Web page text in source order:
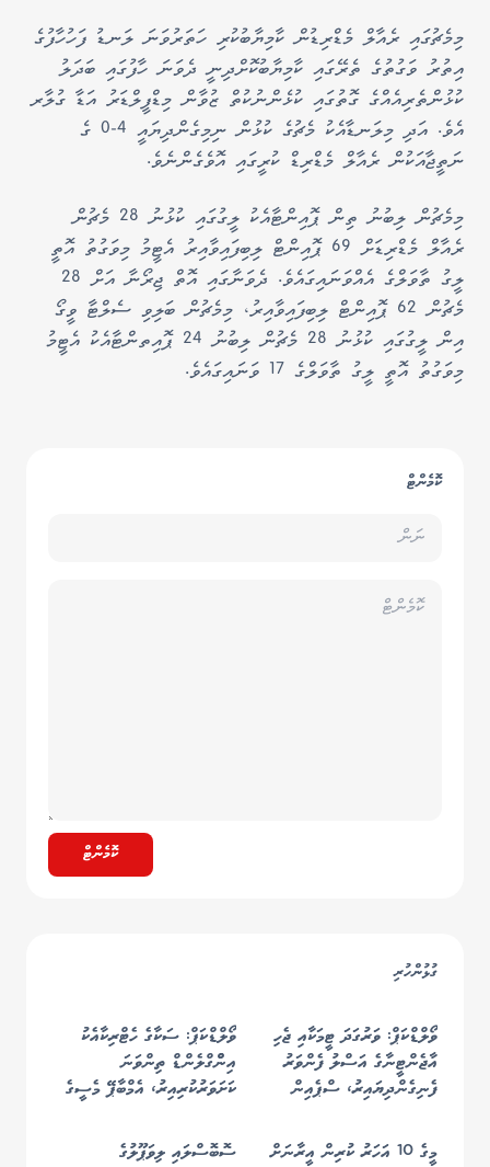
މިމެޗުގައި ރެއާލް މެޑްރިޑުން ކާމިޔާބުކުރި ހަތަރުވަނަ ލަނޑު ފަހުހާފުގެ
އިތުރު ވަގުތުގެ ތެރޭގައި ކާމިޔާބުކޮށްދިނީ ދެވަނަ ހާފުގައި ބަދަލު
ކުޅުންތެރިއެއްގެ ގޮތުގައި ކުޅެންނުކުތް ޒުވާން މިޑްފީލްޑަރު އަޑާ ގުލާރ
އެވެ. އަދި މިލަނޑާއެކު މެޗުގެ ކުޅުން ނިމިގެންދިޔައީ 4-0 ގެ
ނަތީޖާއަކުން ރެއާލް މެޑްރިޑް ކުރީގައި އޮވެގެންނެވެ.
މިމެޗުން ލިބުނު ތިން ޕޮއިންޓާއެކު ލީގުގައި ކުޅުނު 28 މެޗުން
ރެއާލް މެޑްރިޑަށް 69 ޕޮއިންޓް ލިބިފައިވާއިރު އެޓީމު މިވަގުތު އޮތީ
ލީގު ތާވަލްގެ އެއްވަނައިގައެވެ. ދެވަނާގައި އޮތް ޖިރޯނާ އަށް 28
މެޗުން 62 ޕޮއިންޓް ލިބިފައިވާއިރު، މިމެޗުން ބަލިވި ސެލްޓާ ވީގޯ
އިން ލީގުގައި ކުޅުނު 28 މެޗުން ލިބުނު 24 ޕޮއިތންޓާއެކު އެޓީމު
މިވަގުތު އޮތީ ލީގު ތާވަލްގެ 17 ވަނައިގައެވެ.
ކޮމެންޓް
ކޮމެންޓް
ގުޅުންހުރި
ވޯލްޑްކަޕް: ވަރުގަދަ ޓީމަކާއި ޖެހި
އާޖެންޓީނާގެ އަސްލު ފެންވަރު
ފެނިގެންދިޔައިރު، ސްޕެއިން
ވޯލްޑްކަޕް: ސަކާގެ ހެޓްރިކާއެކު
އިންްގްލެންޑް ތިންވަނަ
ކަށަވަރުކުރިއިރު، އެމްބާޕޭ މެސީގެ
މީގެ 10 އަހަރު ކުރިން އީރާނަށް
ސޮބޮސްލައި ލިވަޕޫލުގެ